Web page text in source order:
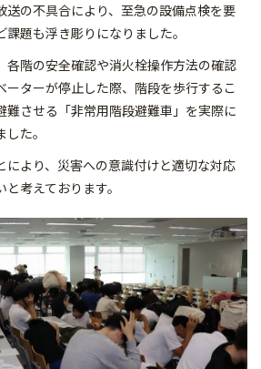
送の不具合により、至急の設備点検を要
題も浮き彫りになりました。
各階の安全確認や消火栓操作方法の確認
ーターが停止した際、階段を歩行するこ
難させる「非常用階段避難車」を実際に
た。
により、災害への意識付けと適切な対応
考えております。